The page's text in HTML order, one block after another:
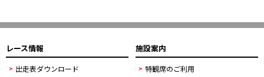
レース情報
出走表ダウンロード
施設案内
特観席のご利用